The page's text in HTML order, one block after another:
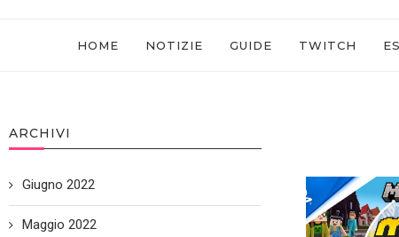
HOME NOTIZIE GUIDE TWITCH
ARCHIVI
Giugno 2022
Maggio 2022